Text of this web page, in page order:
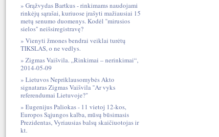
Grąžvydas Bartkus - rinkimams naudojami
rinkėjų sąrašai, kuriuose įrašyti mažiausiai 15
metų senumo duomenys. Kodėl "mirusios
sielos" neišsiregistravę?
Vienyti žmones bendrai veiklai turėtų
TIKSLAS, o ne vedlys.
Zigmas Vaišvila. „Rinkimai – nerinkimai“,
2014-05-09
Lietuvos Nepriklausomybės Akto
signataras Zigmas Vaišvila "Ar vyks
referendumai Lietuvoje?"
Eugenijus Paliokas - 11 vietoj 12-kos,
Europos Sąjungos kalba, mūsų būsimasis
Prezidentas, Vyriausias balsų skaičiuotojas ir
kt.